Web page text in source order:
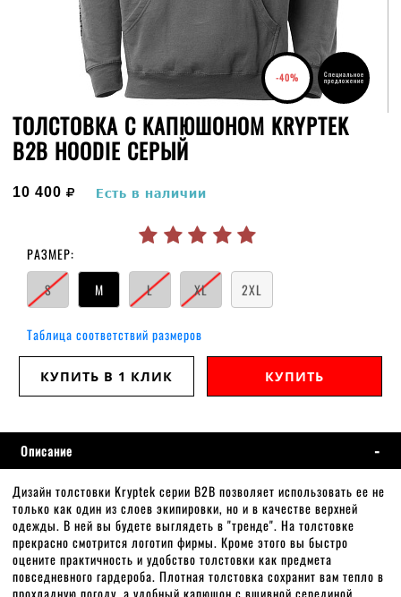
-40% Специальное
предложение
ТОЛСТОВКА С КАПЮШОНОМ KRYPTEK
B2B HOODIE СЕРЫЙ
10 400 руб.
Есть в наличии
РАЗМЕР:
S
M L XL 2XL
Таблица соответствий размеров
КУПИТЬ В 1 КЛИК КУПИТЬ
Описание
Дизайн толстовки Kryptek серии B2B позволяет использовать ее не
только как один из слоев экипировки, но и в качестве верхней
одежды. В ней вы будете выглядеть в "тренде". На толстовке
прекрасно смотрится логотип фирмы. Кроме этого вы быстро
оцените практичность и удобство толстовки как предмета
повседневного гардероба. Плотная толстовка сохранит вам тепло в
прохладную погоду, а удобный капюшон c вшивной серединой